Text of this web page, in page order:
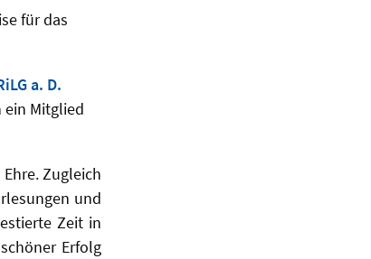
für das
a. D.
Mitglied
Zugleich
und
Zeit in
Erfolg